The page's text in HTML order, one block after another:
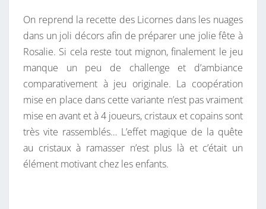
L
E
S
L
I
C
O
R
N
E
A
I
R
E
S
On reprend la recette des Licornes dans les nuages
dans un joli décors afin de préparer une jolie fête à
Rosalie. Si cela reste tout mignon, finalement le jeu
manque un peu de challenge et d’ambiance
comparativement à jeu originale. La coopération
mise en place dans cette variante n’est pas vraiment
mise en avant et à 4 joueurs, cristaux et copains sont
très vite rassemblés… L’effet magique de la quête
au cristaux à ramasser n’est plus là et c’était un
élément motivant chez les enfants.